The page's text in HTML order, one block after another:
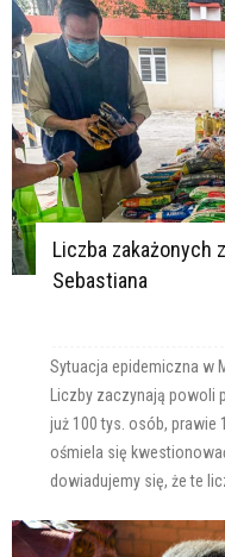
Liczba zakażonych
Sebastiana
Sytuacja epidemiczna w
Liczby zaczynają powoli
już 100 tys. osób, prawie
ośmiela się
dowiadujemy się, że te